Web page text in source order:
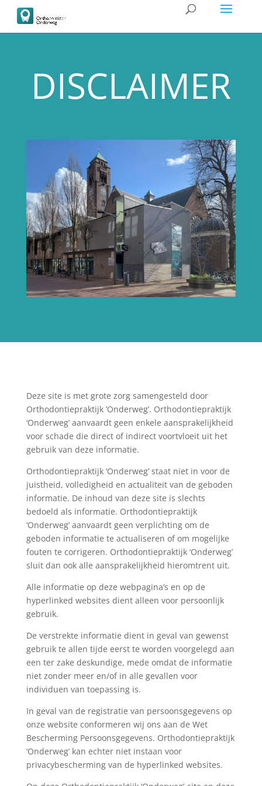
DISCLAIMER
Deze site is met grote zorg samengesteld door
Orthodontiepraktijk ‘Onderweg’. Orthodontiepraktijk
‘Onderweg’ aanvaardt geen enkele aansprakelijkheid
voor schade die direct of indirect voortvloeit uit het
gebruik van deze informatie.
Orthodontiepraktijk ‘Onderweg’ staat niet in voor de
juistheid, volledigheid en actualiteit van de geboden
informatie. De inhoud van deze site is slechts
bedoeld als informatie. Orthodontiepraktijk
‘Onderweg’ aanvaardt geen verplichting om de
geboden informatie te actualiseren of om mogelijke
fouten te corrigeren. Orthodontiepraktijk ‘Onderweg’
sluit dan ook alle aansprakelijkheid hieromtrent uit.
Alle informatie op deze webpagina’s en op de
hyperlinked websites dient alleen voor persoonlijk
gebruik.
De verstrekte informatie dient in geval van gewenst
gebruik te allen tijde eerst te worden voorgelegd aan
een ter zake deskundige, mede omdat de informatie
niet zonder meer en/of in alle gevallen voor
individuen van toepassing is.
In geval van de registratie van persoonsgegevens op
onze website conformeren wij ons aan de Wet
Bescherming Persoonsgegevens. Orthodontiepraktijk
‘Onderweg’ kan echter niet instaan voor
privacybescherming van de hyperlinked websites.